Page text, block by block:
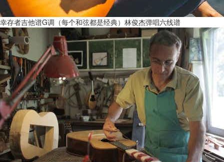
幸存者吉他谱G调（每个和弦都是经典）林俊杰弹唱六线谱